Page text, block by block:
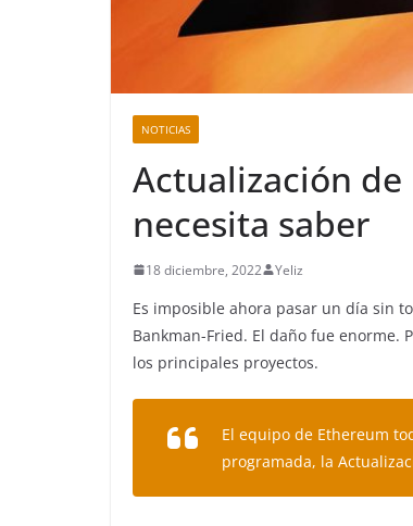
NOTICIAS
Actualización
necesita saber
18 diciembre, 2022 Yeliz
Es imposible ahora pasar un día sin
Bankman-Fried. El daño fue enorme.
los principales proyectos.
El equipo de Ethereum
programada, la